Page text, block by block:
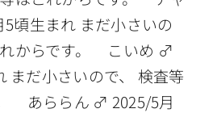
頃生まれ まだ小さいの
れからです。 こいめ ♂
まだ小さいので、 検査等
あららん ♂ 2025/5月